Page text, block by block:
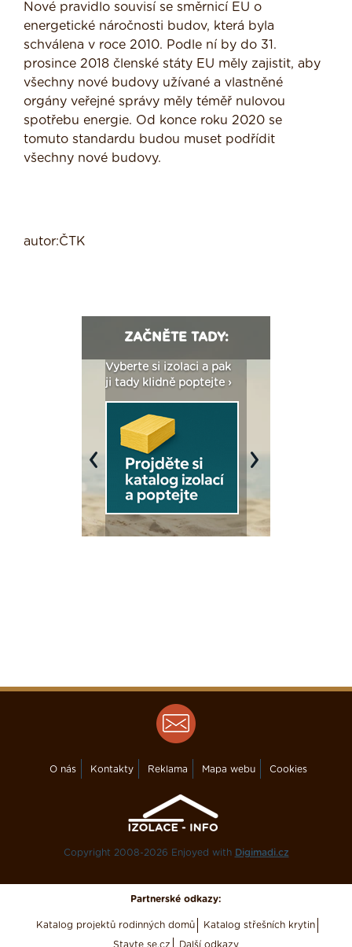
Nové pravidlo souvisí se směrnicí EU o
energetické náročnosti budov, která byla
schválena v roce 2010. Podle ní by do 31.
prosince 2018 členské státy EU měly zajistit, aby
všechny nové budovy užívané a vlastněné
orgány veřejné správy měly téměř nulovou
spotřebu energie. Od konce roku 2020 se
tomuto standardu budou muset podřídit
všechny nové budovy.
autor:ČTK
ZAČNĚTE TADY:
Vyberte si izolaci a pak
ji tady klidně poptejte ›
Previous Next
O nás Kontakty Reklama Mapa webu Cookies
Copyright 2008-2026 Enjoyed with Digimadi.cz
Partnerské odkazy:
Katalog projektů rodinných domů Katalog střešních krytin
Stavte se.cz Další odkazy